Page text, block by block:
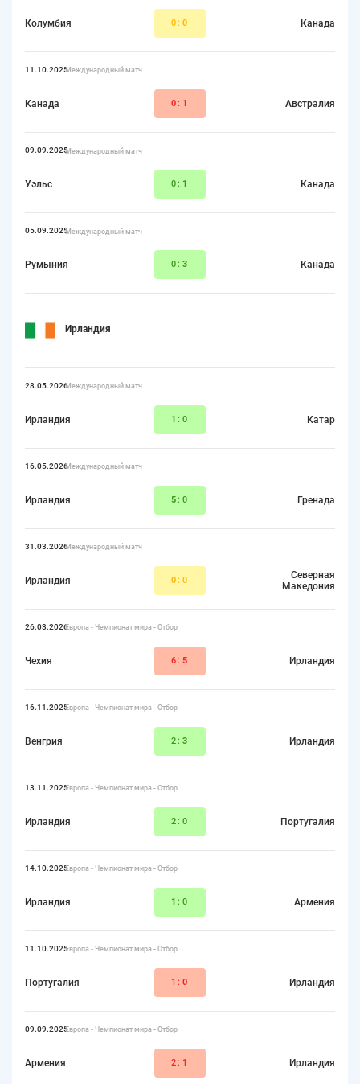
Колумбия 0: 0 Канада
11.10.2025Международный матч
Канада 0:1 Австралия
09.09.2025Международный матч
Уэльс 0: 1 Канада
05.09.2025Международный матч
Румыния 0: 3 Канада
Ирландия
28.05.2026Международный матч
Ирландия 1:0 Катар
16.05.2026Международный матч
Ирландия 5:0 Гренада
31.03.2026Международный матч
Ирландия 0:0
Северная
Македония
26.03.2026Европа - Чемпионат мира - Отбор
Чехия 6: 5 Ирландия
16.11.2025Европа - Чемпионат мира - Отбор
Венгрия 2: 3 Ирландия
13.11.2025Европа - Чемпионат мира - Отбор
Ирландия 2:0 Португалия
14.10.2025Европа - Чемпионат мира - Отбор
Ирландия 1:0 Армения
11.10.2025Европа - Чемпионат мира - Отбор
Португалия 1: 0 Ирландия
09.09.2025Европа - Чемпионат мира - Отбор
Армения 2: 1 Ирландия